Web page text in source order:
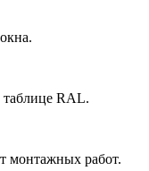
таблице RAL.
монтажных работ.